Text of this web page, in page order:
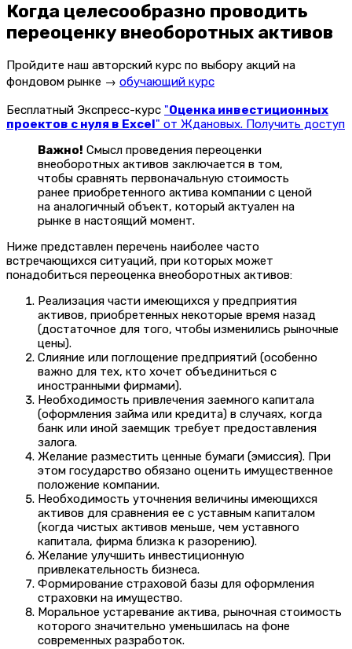
Когда целесообразно проводить
переоценку внеоборотных активов
Пройдите наш авторский курс по выбору акций на
фондовом рынке → обучающий курс
Бесплатный Экспресс-курс "Оценка инвестиционных
проектов с нуля в Excel" от Ждановых. Получить доступ
Важно! Смысл проведения переоценки
внеоборотных активов заключается в том,
чтобы сравнять первоначальную стоимость
ранее приобретенного актива компании с ценой
на аналогичный объект, который актуален на
рынке в настоящий момент.
Ниже представлен перечень наиболее часто
встречающихся ситуаций, при которых может
понадобиться переоценка внеоборотных активов:
Реализация части имеющихся у предприятия
активов, приобретенных некоторые время назад
(достаточное для того, чтобы изменились рыночные
цены).
Слияние или поглощение предприятий (особенно
важно для тех, кто хочет объединиться с
иностранными фирмами).
Необходимость привлечения заемного капитала
(оформления займа или кредита) в случаях, когда
банк или иной заемщик требует предоставления
залога.
Желание разместить ценные бумаги (эмиссия). При
этом государство обязано оценить имущественное
положение компании.
Необходимость уточнения величины имеющихся
активов для сравнения ее с уставным капиталом
(когда чистых активов меньше, чем уставного
капитала, фирма близка к разорению).
Желание улучшить инвестиционную
привлекательность бизнеса.
Формирование страховой базы для оформления
страховки на имущество.
Моральное устаревание актива, рыночная стоимость
которого значительно уменьшилась на фоне
современных разработок.